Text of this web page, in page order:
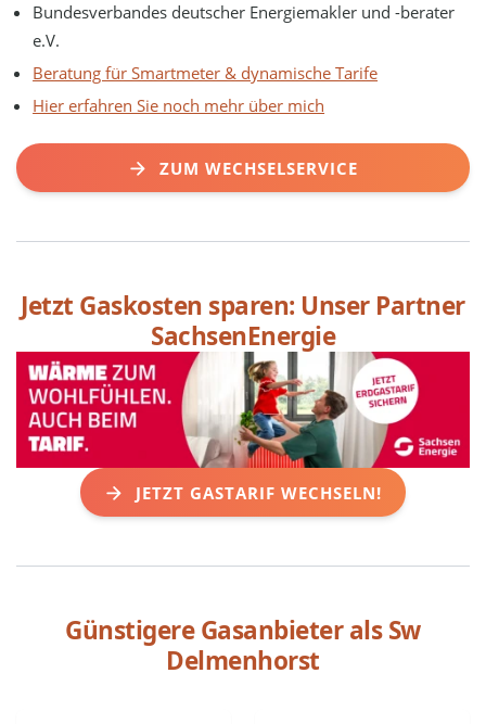
Bundesverbandes deutscher Energiemakler und -berater
e.V.
Beratung für Smartmeter & dynamische Tarife
Hier erfahren Sie noch mehr über mich
ZUM WECHSELSERVICE
Jetzt Gaskosten sparen: Unser Partner
SachsenEnergie
JETZT GASTARIF WECHSELN!
Günstigere Gasanbieter alsSw
Delmenhorst